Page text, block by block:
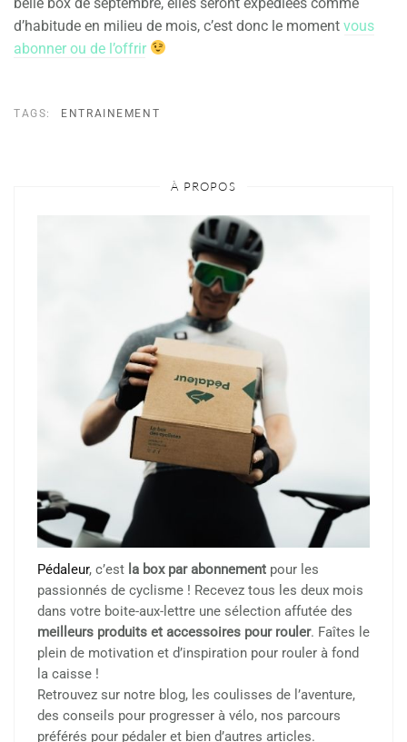
d’habitude en milieu de mois, c’est donc le moment vous
abonner ou de l’offrir
TAGS: ENTRAINEMENT
À PROPOS
Pédaleur, c’est la box par abonnement pour les
passionnés de cyclisme ! Recevez tous les deux mois
dans votre boite-aux-lettre une sélection affutée des
meilleurs produits et accessoires pour rouler. Faîtes le
plein de motivation et d’inspiration pour rouler à fond
la caisse !
Retrouvez sur notre blog, les coulisses de l’aventure,
des conseils pour progresser à vélo, nos parcours
préférés pour pédaler et bien d’autres articles.